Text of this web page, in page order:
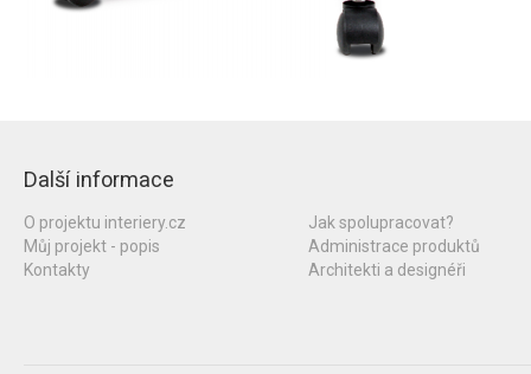
Další informace
O projektu interiery.cz
Můj projekt - popis
Kontakty
Jak spolupracovat?
Administrace produktů
Architekti a designéři